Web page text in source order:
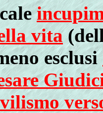
vita
esclusi